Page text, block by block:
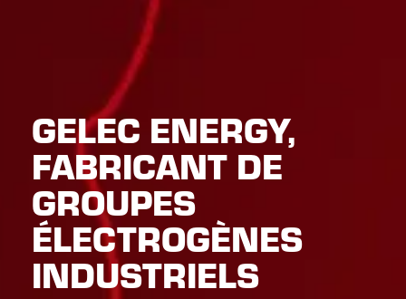
GELEC ENERGY,
FABRICANT DE
GROUPES
ÉLECTROGÈNES
INDUSTRIELS